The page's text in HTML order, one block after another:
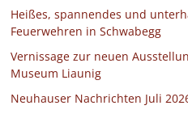
Heißes, spannendes und
Feuerwehren in Schwabegg
Vernissage zur neuen
Museum Liaunig
Neuhauser Nachrichten Juli